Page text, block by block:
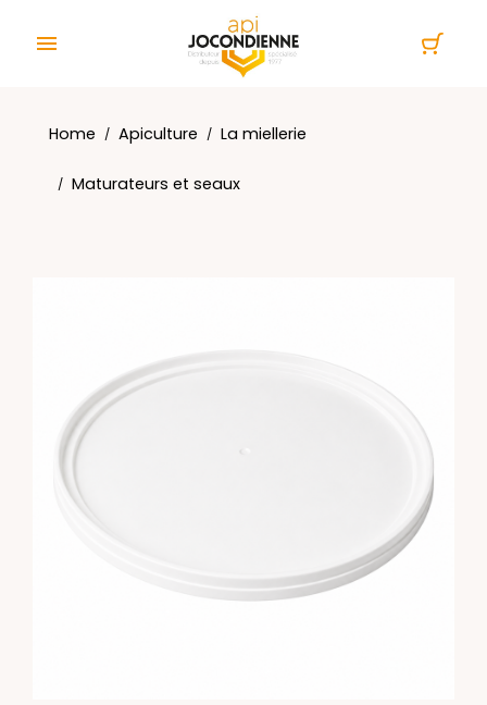

Home Apiculture La miellerie
Maturateurs et seaux